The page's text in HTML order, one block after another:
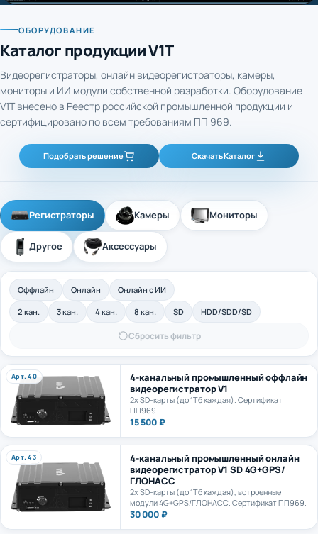
Каталог продукции V1T
мониторы и ИИ модули собственной разработки. Оборудование
V1T внесено в Реестр российской промышленной продукции и
сертифицировано по всем требованиям ПП 969.
Подобрать решение Скачать Каталог
Оффлайн Онлайн Онлайн с ИИ
3 кан. 4 кан. SD HDD/SDD/SD
Арт. 40
4-канальный промышленный оффлайн
видеорегистратор V1
2х SD-карты (до 1Тб каждая). Сертификат
ПП969.
15 500 ₽
Арт. 43
4-канальный промышленный онлайн
видеорегистратор V1 SD 4G+GPS/
ГЛОНАСС
2х SD-карты (до 1Тб каждая), встроенные
модули 4G+GPS/ГЛОНАСС. Сертификат ПП969.
30 000 ₽